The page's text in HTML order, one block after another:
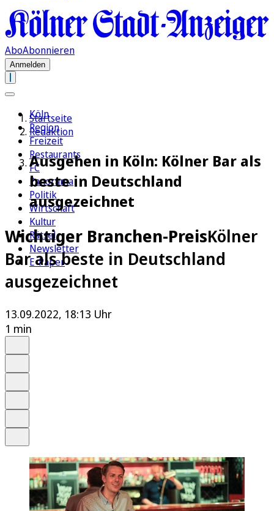
AboAbonnieren
Anmelden
Köln
Region
Freizeit
Restaurants
FC
Panorama
Politik
Wirtschaft
Kultur
Rätsel
Newsletter
E-Paper
Startseite
Redaktion
Ausgehen in Köln: Kölner Bar als
beste in Deutschland
ausgezeichnet
Wichtiger Branchen-PreisKölner
Bar als beste in Deutschland
ausgezeichnet
13.09.2022, 18:13 Uhr
1 min